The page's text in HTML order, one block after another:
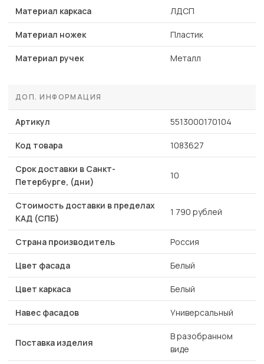
Материал каркаса ЛДСП
Материал ножек Пластик
Материал ручек Металл
ДОП. ИНФОРМАЦИЯ
Артикул 5513000170104
Код товара 1083627
Срок доставки в Санкт-
Петербурге, (дни)
10
Стоимость доставки в пределах
КАД (СПБ)
1 790 рублей
Страна производитель Россия
Цвет фасада Белый
Цвет каркаса Белый
Навес фасадов Универсальный
Поставка изделия
В разобранном
виде